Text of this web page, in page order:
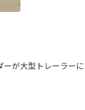
ーが大型トレーラーに